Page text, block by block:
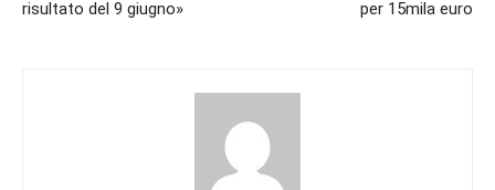
risultato del 9 giugno»
per 15mila euro